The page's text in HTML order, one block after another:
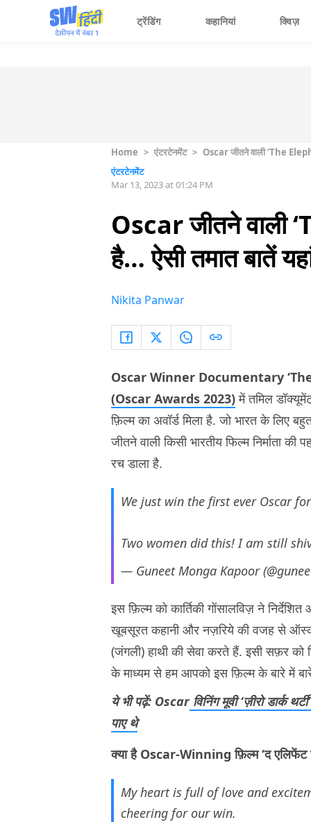
ट्रेंडिंग कहानियां क्विज़
Home > एंटरटेनमेंट > Oscar जीतने वाली ‘The
एंटरटेनमेंट
Mar 13, 2023 at 01:24 PM
Oscar जीतने वाली
है… ऐसी तमात बातें
Nikita Panwar
Oscar Winner Documentary
(Oscar Awards 2023)में तमिल
फ़िल्म का अवॉर्ड मिला है. जो भारत के लिए
जीतने वाली किसी भारतीय फिल्म निर्माता
रच डाला है.
We just win the first ever Oscar
Two women did this! I am still
— Guneet Monga Kapoor
इस फ़िल्म को कार्तिकी गोंसालविज़ ने
खूबसूरत कहानी और नज़रिये की वजह से
(जंगली) हाथी की सेवा करते हैं. इसी सफ़र को
के माध्यम से हम आपको इस फ़िल्म के बारे में
ये भी पढ़ें: Oscar विनिंग मूवी ‘ज़ीरो डार्क
पाए थे
क्या है Oscar-Winning फ़िल्म ‘द एलिफेंट
My heart is full of love and
cheering for our win.